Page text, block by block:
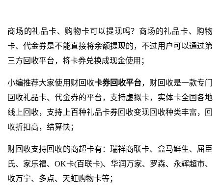
商场的礼品卡、购物卡可以提现吗？商场的礼品卡、购物
卡、代金券是不能直接将余额提现的，不过用户可以通过第
三方回收平台，将卡券兑换成现金使用；
小编推荐大家使用财回收卡券回收平台，财回收是一款专门
回收礼品卡、代金券的平台，支持虚拟卡，实体卡全国各地
线上回收，支持上百种礼品卡券回收变现回收种类丰富，回
收折扣高，结算快；
财回收支持回收的商超卡有：瑞祥商联卡、盒马鲜生、屈臣
氏、家乐福、OK卡(百联卡)、华润万家、罗森、永辉超市、
收万宁、多点、天虹购物卡等；